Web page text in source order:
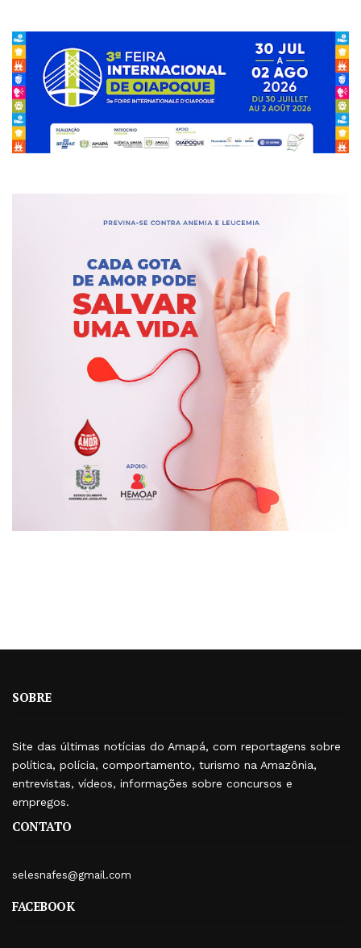
SOBRE
Site das últimas notícias do Amapá, com reportagens sobre
política, polícia, comportamento, turismo na Amazônia,
entrevistas, vídeos, informações sobre concursos e
empregos.
CONTATO
selesnafes@gmail.com
FACEBOOK